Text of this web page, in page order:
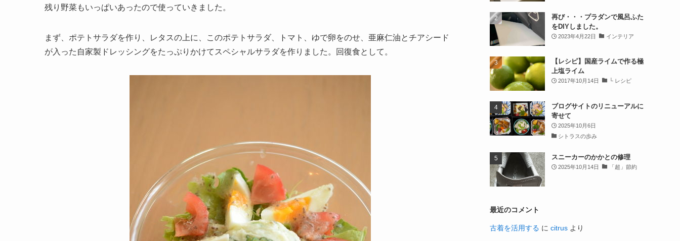
残り野菜もいっぱいあったので使っていきました。
まず、ポテトサラダを作り、レタスの上に、このポテトサラダ、トマト、ゆで卵をのせ、亜麻仁油とチアシード
が入った自家製ドレッシングをたっぷりかけてスペシャルサラダを作りました。回復食として。
再び・・・プラダンで風呂ふた
をDIYしました。
2023年4月22日 インテリア
【レシピ】国産ライムで作る極
上塩ライム
2017年10月14日 └ レシピ
ブログサイトのリニューアルに
寄せて
2025年10月6日
シトラスの歩み
スニーカーのかかとの修理
2025年10月14日 「超」節約
最近のコメント
古着を活用する に citrus より